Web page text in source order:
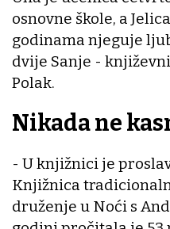
osnovne škole, a
godinama njeguje
dvije Sanje -
Polak.
Nikada ne
- U knjižnici je
Knjižnica
druženje u Noći s